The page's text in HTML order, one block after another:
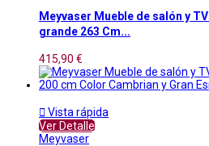
Meyvaser Mueble de salón y
grande 263 Cm...
415,90 €
 Vista rápida
Ver Detalle
Meyvaser